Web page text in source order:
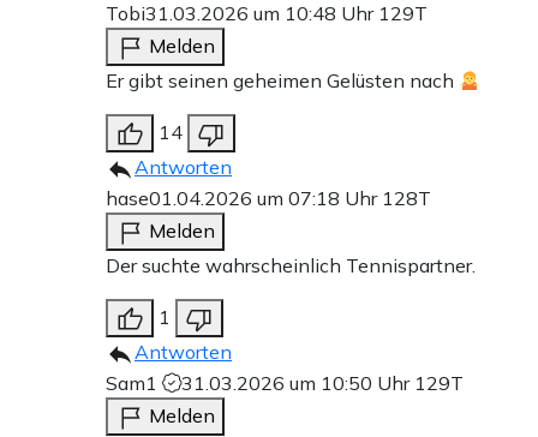
Tobi31.03.2026 um 10:48 Uhr 129T
Melden
Er gibt seinen geheimen Gelüsten nach
14
Antworten
hase01.04.2026 um 07:18 Uhr 128T
Melden
Der suchte wahrscheinlich Tennispartner.
1
Antworten
Sam1
31.03.2026 um 10:50 Uhr 129T
Melden